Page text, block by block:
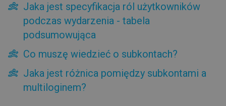
Ustawienia konta
Rodzaje dostępu
wydarzenia?
wydarzenia - tabela podsumowująca
Co muszę wiedzieć o subkontach?
Jaka jest specyfikacja ról użytkowników
podczas wydarzenia - tabela
podsumowująca
Co muszę wiedzieć o subkontach?
Jaka jest różnica pomiędzy subkontami a
multiloginem?